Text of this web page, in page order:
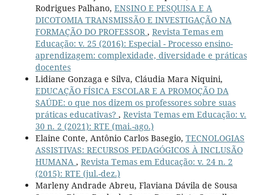
Rodrigues Palhano, ENSINO E PESQUISA E A
DICOTOMIA TRANSMISSÃO E INVESTIGAÇÃO NA
FORMAÇÃO DO PROFESSOR, Revista Temas em
Educação: v. 25 (2016): Especial - Processo ensino-
aprendizagem: complexidade, diversidade e práticas
docentes
Lidiane Gonzaga e Silva, Cláudia Mara Niquini,
EDUCAÇÃO FÍSICA ESCOLAR E A PROMOÇÃO DA
SAÚDE: o que nos dizem os professores sobre suas
práticas educativas? , Revista Temas em Educação: v.
30 n. 2 (2021): RTE (mai.-ago.)
Elaine Conte, Antônio Carlos Basegio, TECNOLOGIAS
ASSISTIVAS: RECURSOS PEDAGÓGICOS À INCLUSÃO
HUMANA , Revista Temas em Educação: v. 24 n. 2
(2015): RTE (jul.-dez.)
Marleny Andrade Abreu, Flaviana Dávila de Sousa